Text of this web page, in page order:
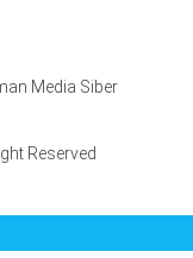
Media Siber
Reserved